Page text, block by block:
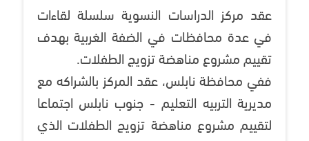
عقد مركز الدراسات النسوية سلسلة لقاءات
في عدة محافظات في الضفة الغربية بهدف
تقييم مشروع مناهضة تزويج الطفلات.
ففي محافظة نابلس، عقد المركز بالشراكه مع
مديرية التربيه التعليم - جنوب نابلس اجتماعا
لتقييم مشروع مناهضة تزويج الطفلات الذي